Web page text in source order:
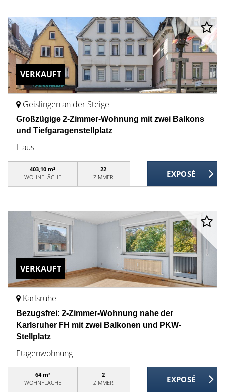
VERKAUFT
Geislingen an der Steige
Großzügige 2-Zimmer-Wohnung mit zwei Balkons
und Tiefgaragenstellplatz
Haus
403,10 m²
WOHNFLÄCHE
22
ZIMMER
VERKAUFT
Karlsruhe
Bezugsfrei: 2-Zimmer-Wohnung nahe der
Karlsruher FH mit zwei Balkonen und PKW-
Stellplatz
Etagenwohnung
64 m²
WOHNFLÄCHE
2
ZIMMER